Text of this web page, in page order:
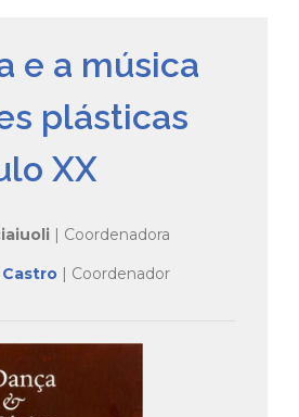
e a música
plásticas
XX
| Coordenadora
| Coordenador